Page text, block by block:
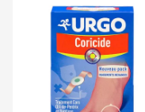
répétées. Vous
anticipation ou post